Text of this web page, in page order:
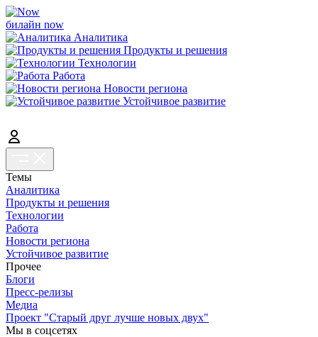
билайн now
Аналитика
Продукты и решения
Технологии
Работа
Новости региона
Устойчивое развитие
Темы
Аналитика
Продукты и решения
Технологии
Работа
Новости региона
Устойчивое развитие
Прочее
Блоги
Пресс-релизы
Медиа
Проект "Старый друг лучше новых двух"
Мы в соцсетях